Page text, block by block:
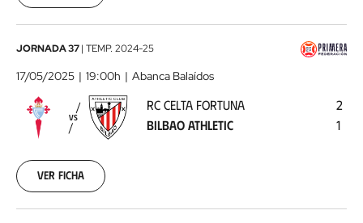
RC
Celta
Bilbao
05-
17
JORNADA 37| TEMP. 2024-25
17/05/2025 19:00h Abanca Balaídos
VS
RC CELTA FORTUNA
BILBAO ATHLETIC
2
1
Ver ficha